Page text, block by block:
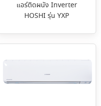
แอร์ติดผนัง Inverter
HOSHI รุ่น YXP